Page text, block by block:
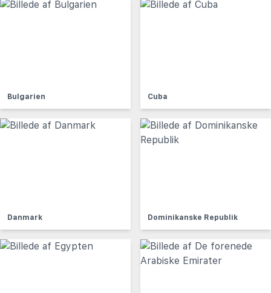
Bulgarien Cuba
Danmark Dominikanske Republik